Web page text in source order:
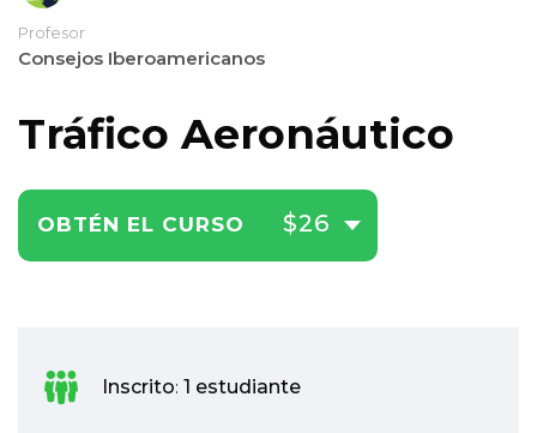
Profesor
Consejos Iberoamericanos
Tráfico Aeronáutico
OBTÉN EL CURSO $26
Inscrito: 1 estudiante